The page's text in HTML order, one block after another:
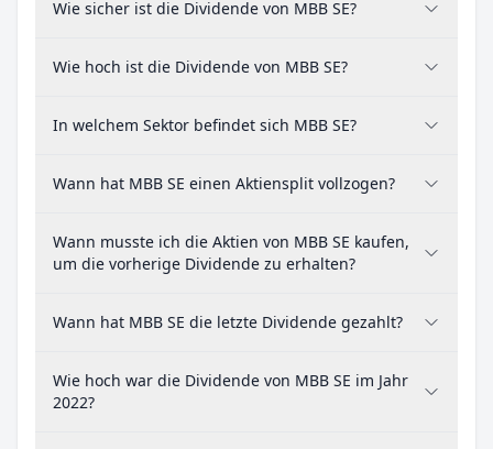
Wie sicher ist die Dividende von MBB SE?
Wie hoch ist die Dividende von MBB SE?
In welchem Sektor befindet sich MBB SE?
Wann hat MBB SE einen Aktiensplit vollzogen?
Wann musste ich die Aktien von MBB SE kaufen,
um die vorherige Dividende zu erhalten?
Wann hat MBB SE die letzte Dividende gezahlt?
Wie hoch war die Dividende von MBB SE im Jahr
2022?